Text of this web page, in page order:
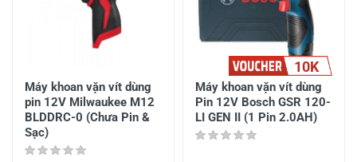
Máy khoan vặn vít dùng
pin 12V Milwaukee M12
BLDDRC-0 (Chưa Pin &
Sạc)
10K
Máy khoan vặn vít dùng
Pin 12V Bosch GSR 120-
LI GEN II (1 Pin 2.0AH)